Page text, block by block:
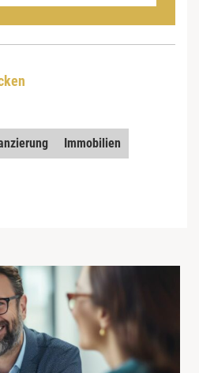
Immobilien